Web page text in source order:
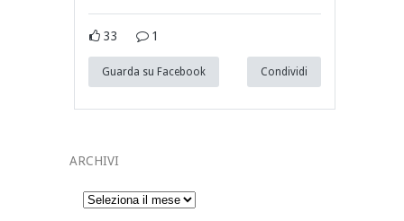
33 1
Guarda su Facebook Condividi
ARCHIVI
Archivi